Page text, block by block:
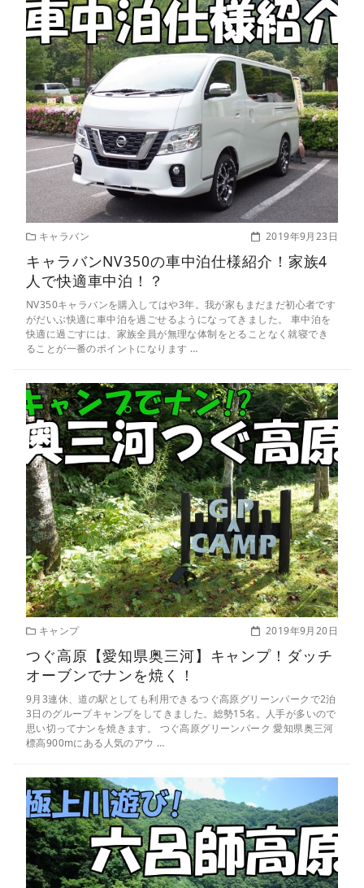
キャラバン 2019年9月23日
キャラバンNV350の車中泊仕様紹介！家族4
人で快適車中泊！？
NV350キャラバンを購入してはや3年。我が家もまだまだ初心者です
がだいぶ快適に車中泊を過ごせるようになってきました。 車中泊を
快適に過ごすには、家族全員が無理な体制をとることなく就寝でき
ることが一番のポイントになります …
キャンプ 2019年9月20日
つぐ高原【愛知県奥三河】キャンプ！ダッチ
オーブンでナンを焼く！
9月3連休、道の駅としても利用できるつぐ高原グリーンパークで2泊
3日のグループキャンプをしてきました。総勢15名。人手が多いので
思い切ってナンを焼きます。 つぐ高原グリーンパーク 愛知県奥三河
標高900mにある人気のアウ …